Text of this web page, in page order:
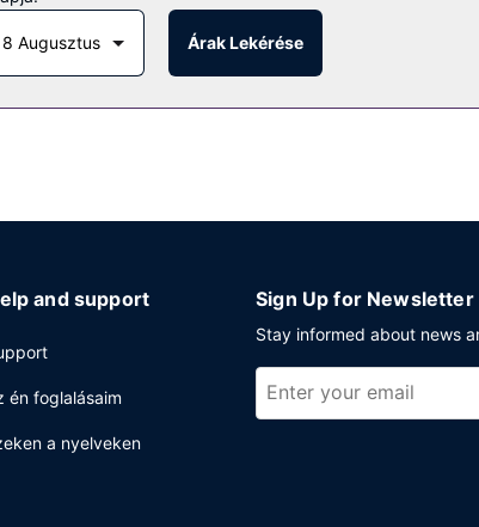
is elérhetők: ingyenes wifihozzáférés, ajándékbolt/
is választhatnak. Kipróbálhatod a helyi Surfside 6
8 Augusztus Árak Lekérése
and support
én foglalásaim
a nyelveken
Sign Up for Newsletter
Stay informed about news